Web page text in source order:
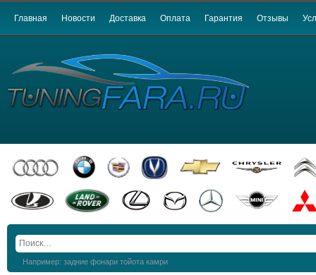
Главная Новости Доставка Оплата Гарантия Отзывы
Например: задние фонари тойота камри